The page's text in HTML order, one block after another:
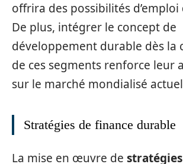
offrira des possibilités d’emploi
De plus, intégrer le concept de
développement durable dès la
de ces segments renforce leur
sur le marché mondialisé
Stratégies de finance durable
La mise en œuvre de